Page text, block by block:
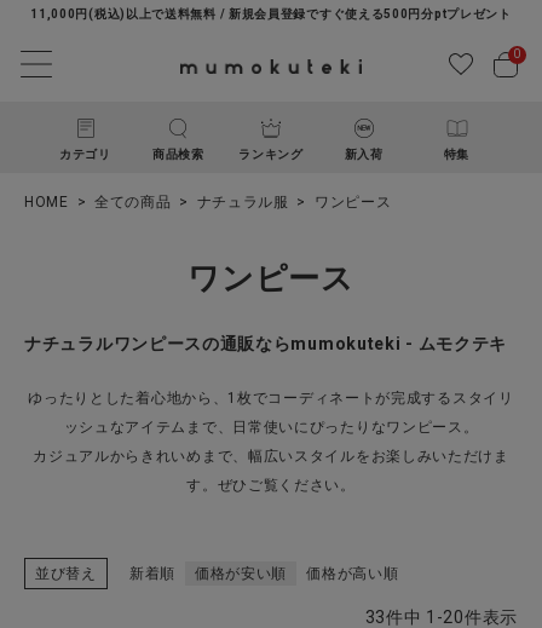
11,000円(税込)以上で送料無料 / 新規会員登録ですぐ使える500円分ptプレゼント
0
カテゴリ 商品検索 ランキング 新入荷 特集
ACCOUNT MENU
ようこそ ゲスト 様
新規会員登録
HOME 全ての商品 ナチュラル服 ワンピース
ワンピース
ナチュラルワンピースの通販ならmumokuteki - ムモクテキ
ゆったりとした着心地から、1枚でコーディネートが完成するスタイリ
ッシュなアイテムまで、日常使いにぴったりなワンピース。
カジュアルからきれいめまで、幅広いスタイルをお楽しみいただけま
す。ぜひご覧ください。
並び替え 新着順 価格が安い順 価格が高い順
33件中 1 -20件表示